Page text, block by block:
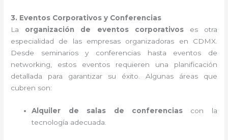
3. Eventos Corporativos y Conferencias
La organización de eventos corporativoses otra
especialidad de las empresas organizadoras en CDMX.
Desde seminarios y conferencias hasta eventos de
networking, estos eventos requieren una planificación
detallada para garantizar su éxito. Algunas áreas que
cubren son:
Alquiler de salas de conferencias con la
tecnología adecuada.